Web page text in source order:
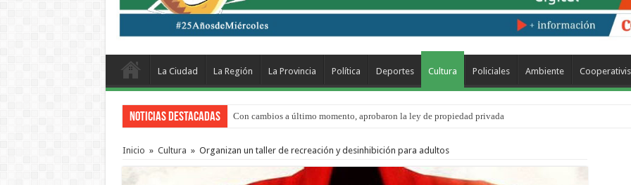
La Ciudad La Región La Provincia Política Deportes Cultura Policiales Ambiente
Noticias Destacadas Con cambios a último momento, aprobaron la ley de propiedad privada
Adopción en Entre Ríos: el 35% de los 90 niños, niñas y adolescentes que esperan una familia tiene
Inicio » Cultura » Organizan un taller de recreación y desinhibición para adultos